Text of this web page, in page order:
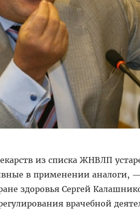
из списка ЖНВЛП
в применении аналоги,
здоровья Сергей
врачебной